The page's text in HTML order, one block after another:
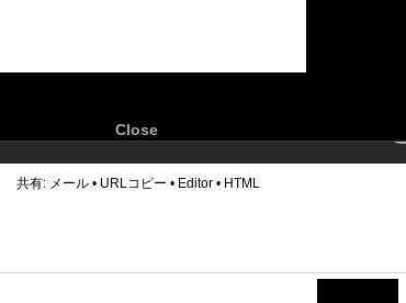
Close
共有: メール • URLコピー • Editor • HTML